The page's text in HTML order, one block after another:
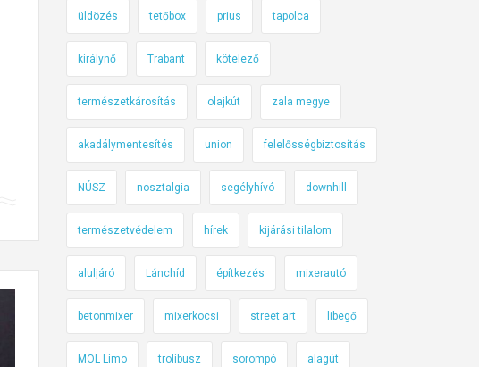
üldözés tetőbox prius tapolca
királynő Trabant kötelező
természetkárosítás olajkút zala megye
akadálymentesítés union felelősségbiztosítás
NÚSZ nosztalgia segélyhívó downhill
természetvédelem hírek kijárási tilalom
aluljáró Lánchíd építkezés mixerautó
betonmixer mixerkocsi street art libegő
MOL Limo trolibusz sorompó alagút